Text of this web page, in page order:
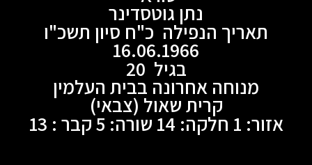
נתן גוטסדינר
תאריך הנפילה כ"ח סיון תשכ"ו
16.06.1966
בגיל 20
מנוחה אחרונה בבית העלמין
קרית שאול (צבאי)
אזור: 1 חלקה: 14 שורה: 5 קבר : 13